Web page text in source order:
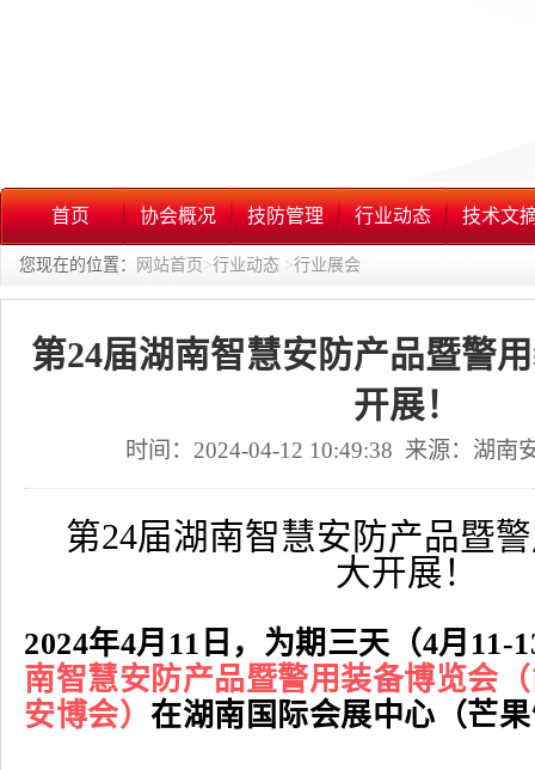
首页 协会概况 技防管理 行业动态 技术文
您现在的位置： 网站首页 >行业动态 >行业展会
第24届湖南智慧安防产品暨警
开展！
时间：2024-04-12 10:49:38 来源：湖南
第24届湖南智慧安防产品暨
大开展！
2024年4月11日，为期三天（4月11-
南智慧安防产品暨警用装备博览会
安博会） 在湖南国际会展中心（芒